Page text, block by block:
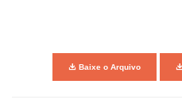
Baixe o Arquivo